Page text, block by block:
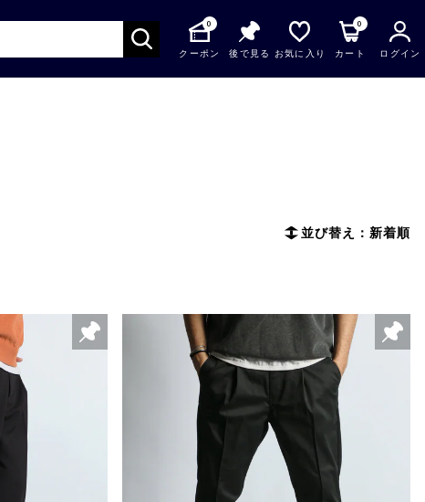
0
クーポン 後で見る お気に入り
0
カート ログイン
並び替え：新着順